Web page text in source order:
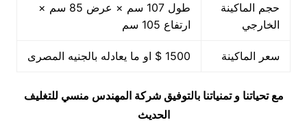
حجم الماكينة
الخارجي
طول 107 سم × عرض 85 سم ×
ارتفاع 105 سم
سعر الماكينة 1500 $ او ما يعادله بالجنيه المصرى
مع تحياتنا و تمنياتنا بالتوفيق شركة المهندس منسي للتغليف
الحديث